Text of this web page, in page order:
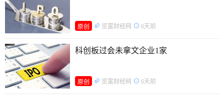
原创 览富财经网 6天前
科创板过会未拿文企业1家
原创 览富财经网 6天前